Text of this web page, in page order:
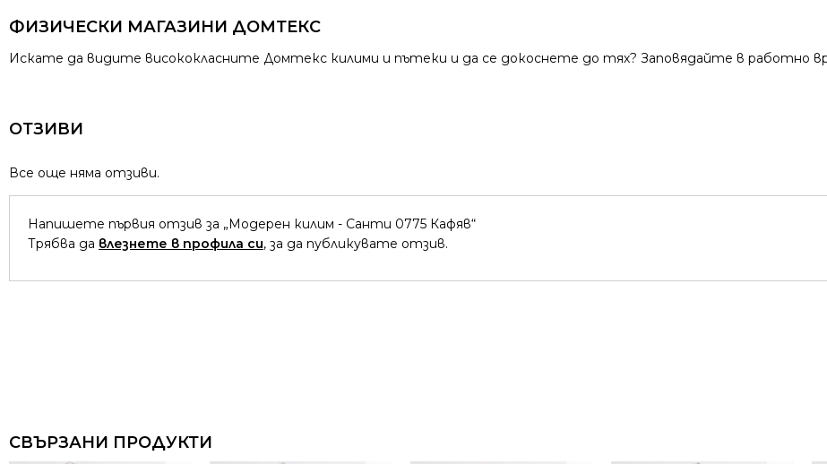
ФИЗИЧЕСКИ МАГАЗИНИ ДОМТЕКС
Искате да видите висококласните Домтекс килими и пътеки и да се докоснете до тях? Заповядайте в работно
ОТЗИВИ
Все още няма отзиви.
Напишете първия отзив за „Модерен килим - Санти 0775 Кафяв“
Трябва да влезнете в профила си, за да публикувате отзив.
СВЪРЗАНИ ПРОДУКТИ